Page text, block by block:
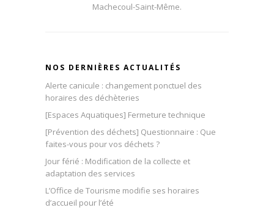
Machecoul-Saint-Même.
NOS DERNIÈRES ACTUALITÉS
Alerte canicule : changement ponctuel des
horaires des déchèteries
[Espaces Aquatiques] Fermeture technique
[Prévention des déchets] Questionnaire : Que
faites-vous pour vos déchets ?
Jour férié : Modification de la collecte et
adaptation des services
L’Office de Tourisme modifie ses horaires
d’accueil pour l’été